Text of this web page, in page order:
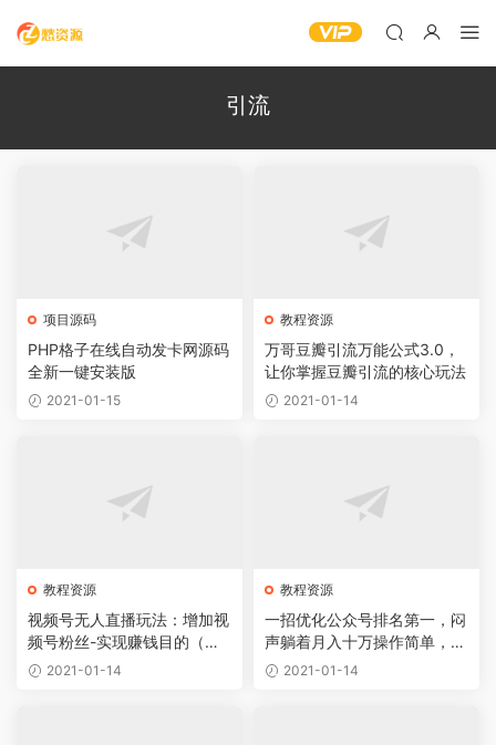
引流
项目源码
PHP格子在线自动发卡网源码
全新一键安装版
2021-01-15
教程资源
万哥豆瓣引流万能公式3.0，
让你掌握豆瓣引流的核心玩法
2021-01-14
教程资源
视频号无人直播玩法：增加视
频号粉丝-实现赚钱目的（附
素材）
2021-01-14
教程资源
一招优化公众号排名第一，闷
声躺着月入十万操作简单，看
懂就可以马上操作
2021-01-14